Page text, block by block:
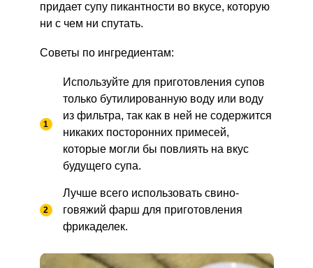
придает супу пикантности во вкусе, которую
ни с чем ни спутать.
Советы по ингредиентам:
Используйте для приготовления супов
только бутилированную воду или воду
из фильтра, так как в ней не содержится
никаких посторонних примесей,
которые могли бы повлиять на вкус
будущего супа.
Лучше всего использовать свино-
говяжий фарш для приготовления
фрикаделек.